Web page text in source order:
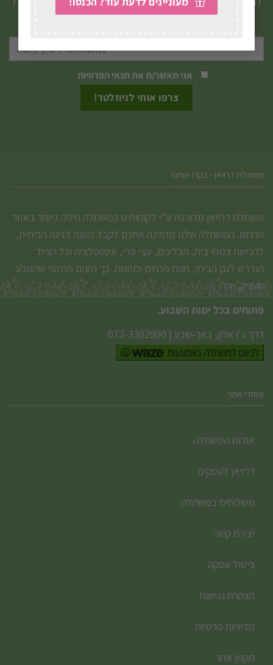
ניתן
האפשרויות
המייל שלכם.
אני מאשר/ת אתתנאי הפרטיות
משתלת דרויאן - בקרו אותנו
משתלת דרויאן מדורגת ע”י לקוחותינו כמשתלה היפה ביותר באזור
הדרום. המשתלה שלנו מזמינה אתכם לקבל מענה לגינה הביתית,
לרכישת צמחי בית, תבלינים, עצי פרי, אינסטלציה וכל הציוד
הנדרש לגנן הביתי, חנות פרחים ומתנות. כך נהנים מהיופי שהטבע
מעניק, יחד.
פתוחים בכל ימות השבוע.
דרך ג'ו אלון, באר-שבע |
072-3302900
עמודי אתר
אודות המשתלה
דרויאן לעסקים
משלוחים במשתלה
יצירת קשר
ביטול עסקה
הצהרת נגישות
מדיניות פרטיות
תקנון אתר